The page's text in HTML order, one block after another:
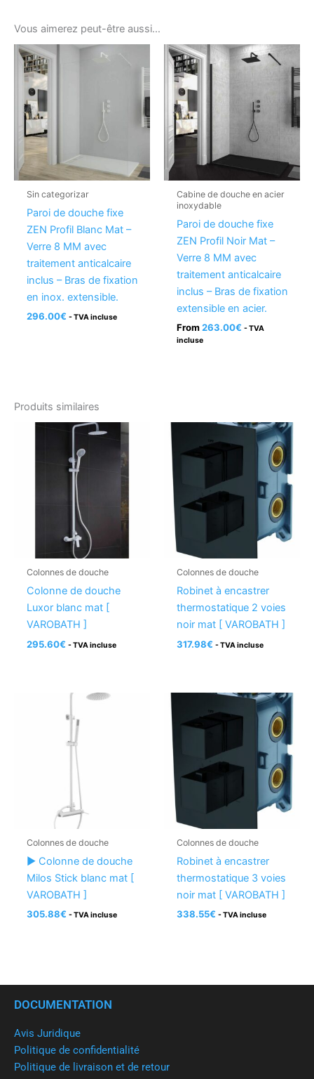
Vous aimerez peut-être aussi…
Sin categorizar
Paroi de douche fixe
ZEN Profil Blanc Mat –
Verre 8 MM avec
traitement anticalcaire
inclus – Bras de fixation
en inox. extensible.
296.00€ - TVA incluse
Cabine de douche en acier
inoxydable
Paroi de douche fixe
ZEN Profil Noir Mat –
Verre 8 MM avec
traitement anticalcaire
inclus – Bras de fixation
extensible en acier.
From 263.00€ - TVA
incluse
Produits similaires
Colonnes de douche
Colonne de douche
Luxor blanc mat [
VAROBATH ]
295.60€ - TVA incluse
Colonnes de douche
Robinet à encastrer
thermostatique 2 voies
noir mat [ VAROBATH ]
317.98€ - TVA incluse
Colonnes de douche
► Colonne de douche
Milos Stick blanc mat [
VAROBATH ]
305.88€ - TVA incluse
Colonnes de douche
Robinet à encastrer
thermostatique 3 voies
noir mat [ VAROBATH ]
338.55€ - TVA incluse
DOCUMENTATION
Avis Juridique
Politique de confidentialité
Politique de livraison et de retour